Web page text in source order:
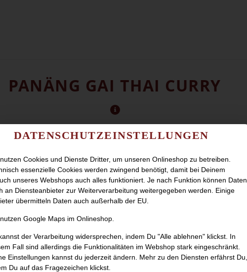
PANÄNG GAI THAI CURRY
DATENSCHUTZEINSTELLUNGEN
Cookies und Dienste Dritter, um unseren Onlineshop zu betreiben.
essenzielle Cookies werden zwingend benötigt, damit bei Deinem
unseres Webshops auch alles funktioniert. Je nach Funktion können Daten
an Diensteanbieter zur Weiterverarbeitung weitergegeben werden. Einige
übermitteln Daten auch außerhalb der EU.
Google Maps im Onlineshop.
der Verarbeitung widersprechen, indem Du "Alle ablehnen" klickst. In
Fall sind allerdings die Funktionalitäten im Webshop stark eingeschränkt.
Einstellungen kannst du jederzeit ändern. Mehr zu den Diensten erfährst Du,
Du auf das Fragezeichen klickst.